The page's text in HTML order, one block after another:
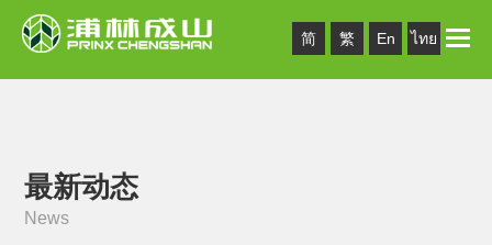
简 繁 En ไทย Toggle
最新动态
News